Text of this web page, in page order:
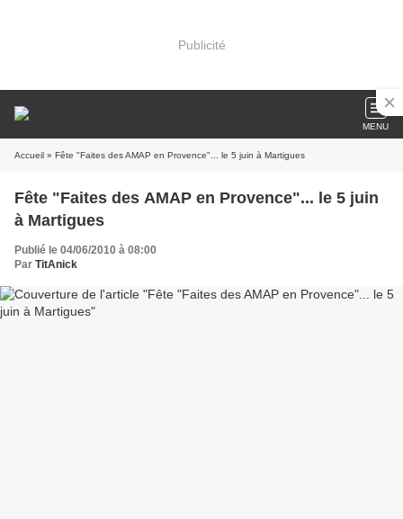
Publicité
MENU
Accueil » Fête "Faites des AMAP en Provence"... le 5 juin à Martigues
Fête "Faites des AMAP en Provence"... le 5 juin
à Martigues
Publié le 04/06/2010 à 08:00
Par TitAnick